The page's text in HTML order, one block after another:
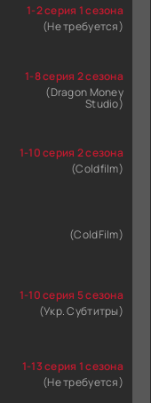
1-2 серия 1 сезона
(Не требуется)
1-8 серия 2 сезона
(Dragon Money
Studio)
1-10 серия 2 сезона
(Coldfilm)
(ColdFilm)
1-10 серия 5 сезона
(Укр. Субтитры)
1-13 серия 1 сезона
(Не требуется)